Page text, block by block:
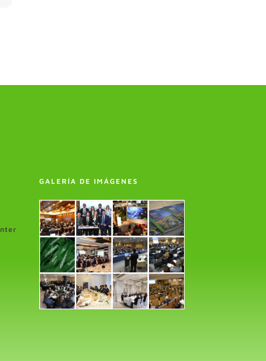
GALERÍA DE IMÁGENES